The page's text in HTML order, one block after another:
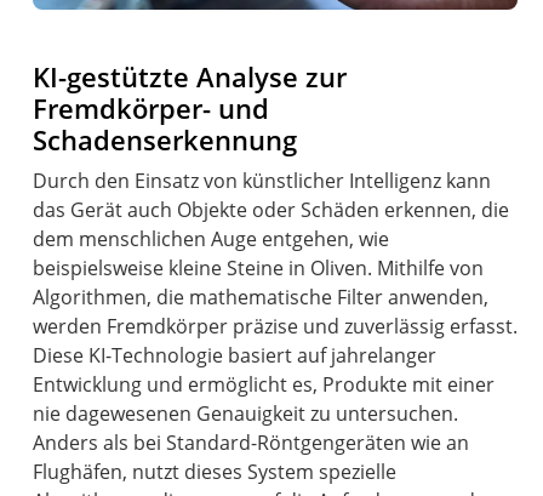
KI-gestützte Analyse zur
Fremdkörper- und
Schadenserkennung
Durch den Einsatz von künstlicher Intelligenz kann
das Gerät auch Objekte oder Schäden erkennen, die
dem menschlichen Auge entgehen, wie
beispielsweise kleine Steine in Oliven. Mithilfe von
Algorithmen, die mathematische Filter anwenden,
werden Fremdkörper präzise und zuverlässig erfasst.
Diese KI-Technologie basiert auf jahrelanger
Entwicklung und ermöglicht es, Produkte mit einer
nie dagewesenen Genauigkeit zu untersuchen.
Anders als bei Standard-Röntgengeräten wie an
Flughäfen, nutzt dieses System spezielle